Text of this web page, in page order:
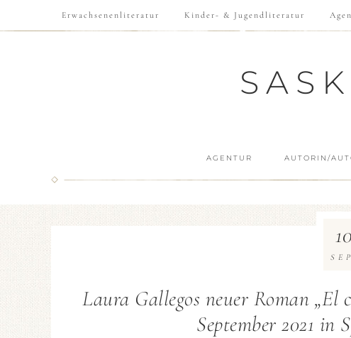
Erwachsenenliteratur Kinder- & Jugendliteratur
AGENTUR AUTORIN/
Laura Gallegos neuer Roman „El
September 2021 in
10